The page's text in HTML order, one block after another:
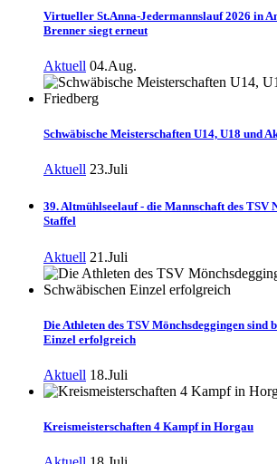
Virtueller St.Anna-Jedermannslauf 2026 in
Brenner siegt erneut
Aktuell 04.Aug.
Schwäbische Meisterschaften U14, U18 und
Aktuell 23.Juli
39. Altmühlseelauf - die Mannschaft des TSV
Staffel
Aktuell 21.Juli
Die Athleten des TSV Mönchsdeggingen sind
Einzel erfolgreich
Aktuell 18.Juli
Kreismeisterschaften 4 Kampf in Horgau